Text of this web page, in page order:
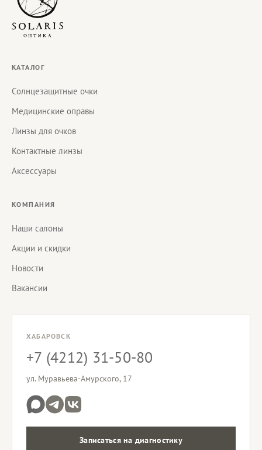
КАТАЛОГ
Солнцезащитные очки
Медицинские оправы
Линзы для очков
Контактные линзы
Аксессуары
КОМПАНИЯ
Наши салоны
Акции и скидки
Новости
Вакансии
ХАБАРОВСК
+7 (4212) 31-50-80
ул. Муравьева-Амурского, 17
Записаться на диагностику